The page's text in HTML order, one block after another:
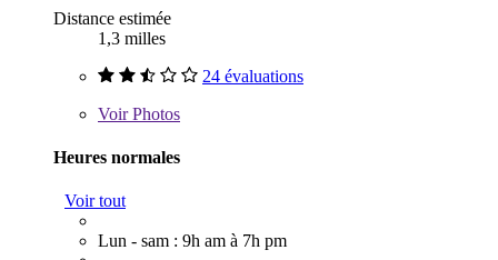
Distance estimée
1,3 milles
24 évaluations
VoirPhotos
Heures normales
Voir tout
Lun - sam : 9h am à 7h pm